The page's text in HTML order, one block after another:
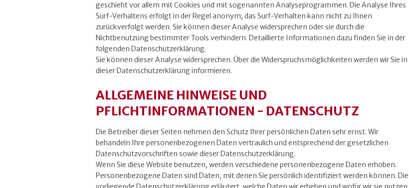
geschieht vor allem mit Cookies und mit sogenannten Analyseprogrammen. Die Analyse Ihres
Surf-Verhaltens erfolgt in der Regel anonym; das Surf-Verhalten kann nicht zu Ihnen
zurückverfolgt werden. Sie können dieser Analyse widersprechen oder sie durch die
Nichtbenutzung bestimmter Tools verhindern. Detaillierte Informationen dazu finden Sie in der
folgenden Datenschutzerklärung.
Sie können dieser Analyse widersprechen. Über die Widerspruchsmöglichkeiten werden wir Sie in
dieser Datenschutzerklärung informieren.
ALLGEMEINE HINWEISE UND
PFLICHTINFORMATIONEN - DATENSCHUTZ
Die Betreiber dieser Seiten nehmen den Schutz Ihrer persönlichen Daten sehr ernst. Wir
behandeln Ihre personenbezogenen Daten vertraulich und entsprechend der gesetzlichen
Datenschutzvorschriften sowie dieser Datenschutzerklärung.
Wenn Sie diese Website benutzen, werden verschiedene personenbezogene Daten erhoben.
Personenbezogene Daten sind Daten, mit denen Sie persönlich identifiziert werden können. Die